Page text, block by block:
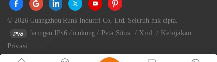
© 2026 Guangzhou Runk Industri Co, Ltd. Seluruh hak cipta.
Jaringan IPv6 didukung / Peta Situs / Xml / Kebijakan
Privasi